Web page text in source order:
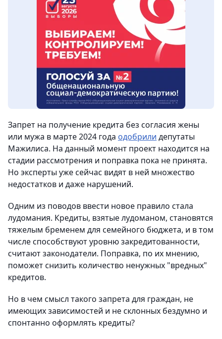
Запрет на получение кредита без согласия жены
или мужа в марте 2024 года одобрили депутаты
Мажилиса. На данный момент проект находится на
стадии рассмотрения и поправка пока не принята.
Но эксперты уже сейчас видят в ней множество
недостатков и даже нарушений.
Одним из поводов ввести новое правило стала
лудомания. Кредиты, взятые лудоманом, становятся
тяжелым бременем для семейного бюджета, и в том
числе способствуют уровню закредитованности,
считают законодатели. Поправка, по их мнению,
поможет снизить количество ненужных "вредных"
кредитов.
Но в чем смысл такого запрета для граждан, не
имеющих зависимостей и не склонных бездумно и
спонтанно оформлять кредиты?